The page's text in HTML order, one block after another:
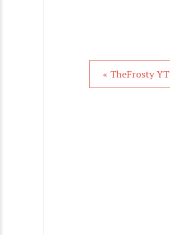
« TheFrosty YT